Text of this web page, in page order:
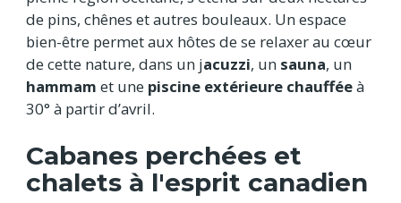
de pins, chênes et autres bouleaux. Un espace
bien-être permet aux hôtes de se relaxer au cœur
de cette nature, dans un jacuzzi, un sauna, un
hammam et une piscine extérieure chaufféeà
30° à partir d’avril.
Cabanes perchées et
chalets à l'esprit canadien